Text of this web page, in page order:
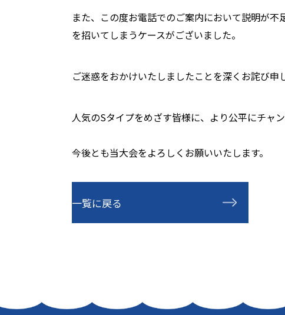
また、この度お電話でのご案内において説明が
を招いてしまうケースがございました。
ご迷惑をおかけいたしましたことを深くお詫び申
人気のSタイプをめざす皆様に、より公平にチャ
今後とも当大会をよろしくお願いいたします。
一覧に戻る